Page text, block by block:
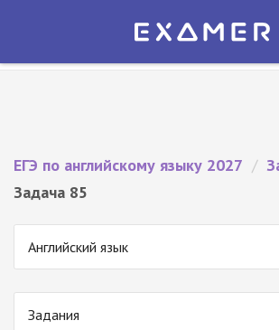
Экзамер — ЕГЭ 2027
ЕГЭ по английскому языку 2027 /
Задача 85
Английский язык
Задания